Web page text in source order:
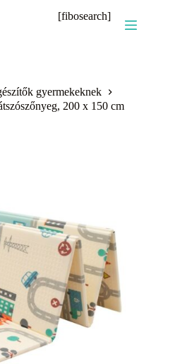
[fibosearch]
gyermekeknek
200 x 150 cm